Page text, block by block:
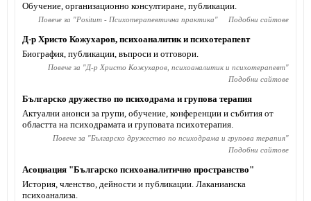
Обучение, организационно консултиране, публикации.
Повече за "Positum - Психотерапевтична практика" Подобни сайтове
Д-р Христо Кожухаров, психоаналитик и психотерапевт
Биография, публикации, въпроси и отговори.
Повече за "Д-р Христо Кожухаров, психоаналитик и психотерапевт"
Подобни сайтове
Българско дружество по психодрама и групова терапия
Актуални анонси за групи, обучение, конференции и събития от
областта на психодрамата и груповата психотерапия.
Повече за "Българско дружество по психодрама и групова терапия"
Подобни сайтове
Асоциация "Българско психоаналитично пространство"
История, членство, дейности и публикации. Лаканианска
психоанализа.